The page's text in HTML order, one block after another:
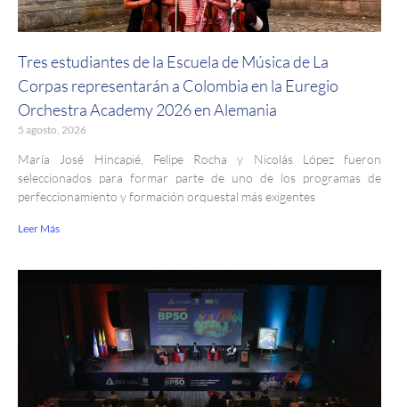
Tres estudiantes de la Escuela de Música de La
Corpas representarán a Colombia en la Euregio
Orchestra Academy 2026 en Alemania
5 agosto, 2026
María José Hincapié, Felipe Rocha y Nicolás López fueron
seleccionados para formar parte de uno de los programas de
perfeccionamiento y formación orquestal más exigentes
Leer Más